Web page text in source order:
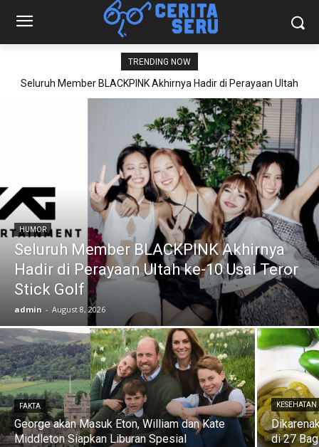
TRENDING NOW
Seluruh Member BLACKPINK Akhirnya Hadir di Perayaan Ultah
HUMOR
Seluruh Member BLACKPINK Akhirnya
Hadir di Perayaan Ultah ke-10 Usai Teror
Stick Golf
admin - August 8, 2026
FAKTA
George akan Masuk Eton, William dan Kate
Middleton Siapkan Liburan Spesial
KESEHATAN
di 27